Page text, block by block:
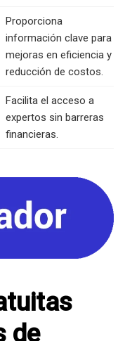
Proporciona
información clave para
mejoras en eficiencia y
reducción de costos.
Facilita el acceso a
expertos sin barreras
financieras.
de